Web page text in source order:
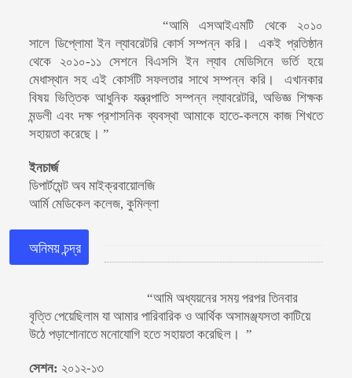
“আমি এসআইএমটি থেকে ২০১০
সালে ডিপ্লোমা ইন ল্যাবরেটরি কোর্স সম্পন্ন করি। একই প্রতিষ্ঠান
থেকে ২০১০-১১ সেশনে বিএসসি ইন ল্যাব মেডিসিনে ভর্তি হয়ে
মেধাস্থান সহ এই কোর্সটি সফলতার সাথে সম্পন্ন করি। এখানকার
বিষয় ভিত্তিক আধুনিক যন্ত্রপাতি সম্পন্ন ল্যাবরেটরি, অভিজ্ঞ শিক্ষক
মন্ডলী এবং দক্ষ প্রশাসনিক ব্যবস্থা আমাকে হাতে-কলমে কাজ শিখতে
সহায়তা করেছে। ”
ইনচার্জ
ডিপার্টমেন্ট অব মাইক্রবায়োলজি
আর্মি মেডিকেল কলেজ, কুমিল্লা
অনিময় চন্দ্র
“আমি অধ্যয়নের সময় পরপর তিনবার
বৃত্তি পেয়েছিলাম যা আমার পারিবারিক ও আর্থিক অসামঞ্জ্যসতা কাটিয়ে
উঠে পড়াশোনাতে মনোযোগি হতে সহায়তা করেছিল। ”
সেশন: ২০১২-১৩